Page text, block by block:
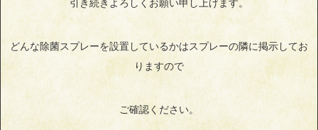
引き続きよろしくお願い申し上げます。
どんな除菌スプレーを設置しているかはスプレーの隣に掲示してお
りますので
ご確認ください。